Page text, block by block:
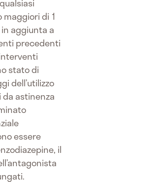
di 1
aggiunta a
precedenti
stato di
dell’utilizzo
astinenza
essere
il